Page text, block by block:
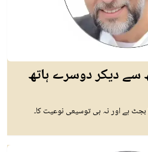
سے دیکر دوسرے ہاتھ
ہے اور نہ ہی توسیعی نوعیت کا۔